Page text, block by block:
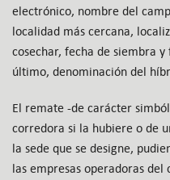
electrónico, nombre del
localidad más cercana,
cosechar, fecha de siembra
último, denominación del
El remate -de carácter
corredora si la hubiere o de
la sede que se designe,
las empresas operadoras